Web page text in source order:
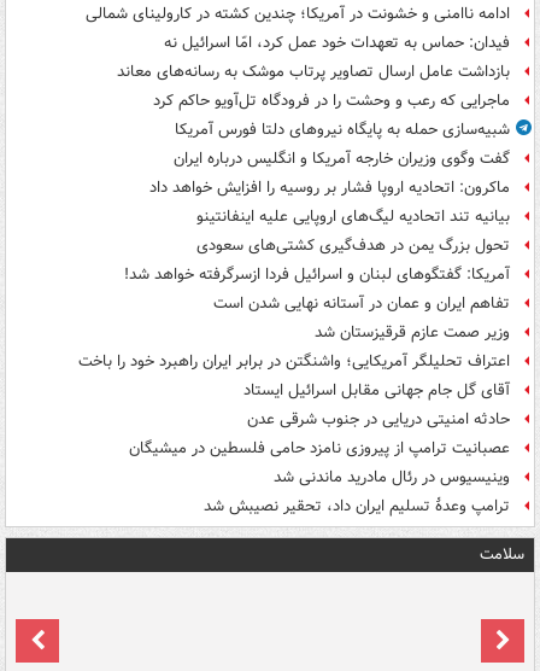
ادامه ناامنی و خشونت در آمریکا؛ چندین کشته در کارولینای شمالی
فیدان: حماس به تعهدات خود عمل کرد، امّا اسرائیل نه
بازداشت عامل ارسال تصاویر پرتاب موشک به رسانه‌های معاند
ماجرایی که رعب و وحشت را در فرودگاه تل‌آویو حاکم کرد
شبیه‌سازی حمله به پایگاه نیروهای دلتا فورس آمریکا
گفت وگوی وزیران خارجه آمریکا و انگلیس درباره ایران
ماکرون: اتحادیه اروپا فشار بر روسیه را افزایش خواهد داد
بیانیه تند اتحادیه لیگ‌های اروپایی علیه اینفانتینو
تحول بزرگ یمن در هدف‌گیری کشتی‌های سعودی
آمریکا: گفتگوهای لبنان و اسرائیل فردا ازسرگرفته خواهد شد!
تفاهم ایران و عمان در آستانه نهایی شدن است
وزیر صمت عازم قرقیزستان شد
اعتراف تحلیلگر آمریکایی؛ واشنگتن در برابر ایران راهبرد خود را باخت
آقای گل جام جهانی مقابل اسرائیل ایستاد
حادثه امنیتی دریایی در جنوب شرقی عدن
عصبانیت ترامپ از پیروزی نامزد حامی فلسطین در میشیگان
وینیسیوس در رئال مادرید ماندنی شد
ترامپ وعدۀ تسلیم ایران داد، تحقیر نصیبش شد
سلامت